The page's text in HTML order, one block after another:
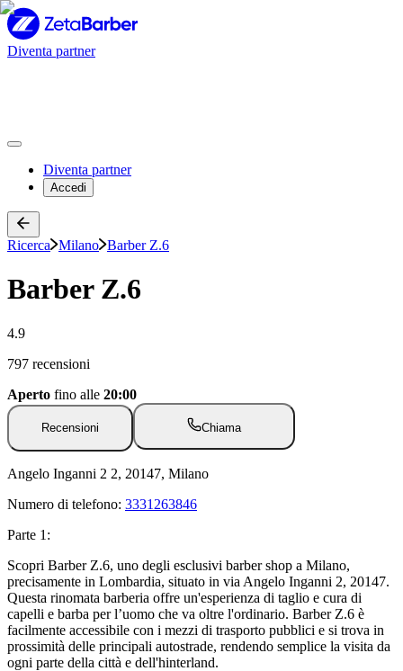
Diventa partner
Diventa partner
Accedi
Ricerca Milano Barber Z.6
Barber Z.6
4.9
797 recensioni
Aperto fino alle 20:00
Recensioni Chiama
Angelo Inganni 2 2, 20147, Milano
Numero di telefono: 3331263846
Parte 1:
Scopri Barber Z.6, uno degli esclusivi barber shop a Milano,
precisamente in Lombardia, situato in via Angelo Inganni 2, 20147.
Questa rinomata barberia offre un'esperienza di taglio e cura di
capelli e barba per l’uomo che va oltre l'ordinario. Barber Z.6 è
facilmente accessibile con i mezzi di trasporto pubblici e si trova in
prossimità delle principali autostrade, rendendo semplice la visita da
ogni parte della città e dell'hinterland.